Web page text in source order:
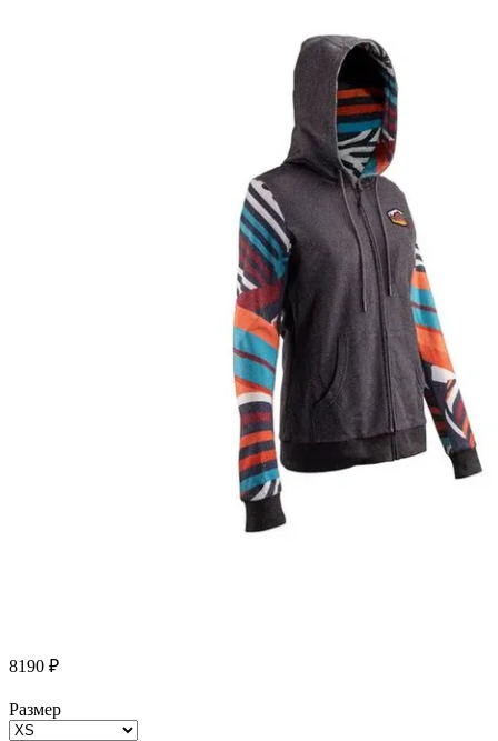
8190 ₽
Размер